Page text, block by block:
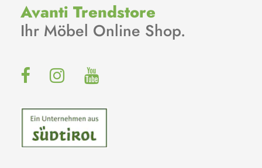
Avanti Trendstore
Ihr Möbel Online Shop.